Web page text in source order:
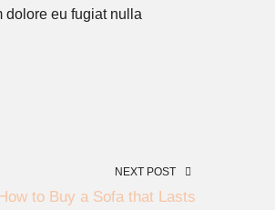
dolore eu fugiat nulla
NEXT POST
to Buy a Sofa that Lasts